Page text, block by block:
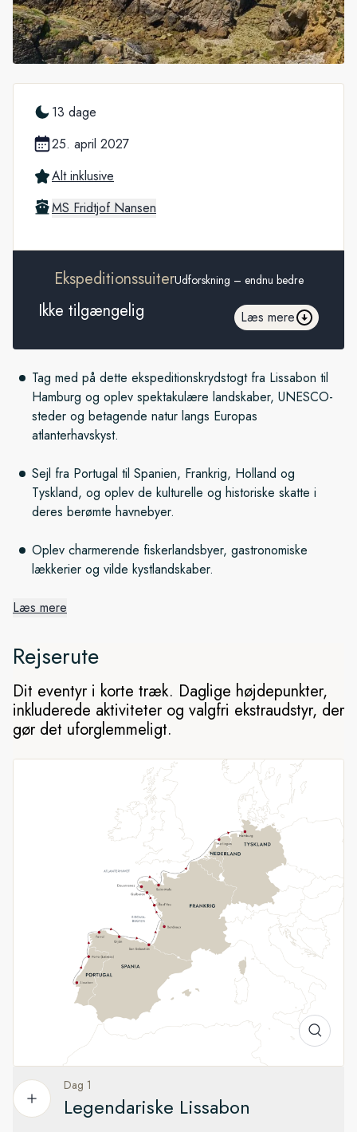
Tag med på dette ekspeditionskrydstogt fra Lissabon til
Hamburg og oplev spektakulære landskaber, UNESCO-
steder og betagende natur langs Europas
atlanterhavskyst.
Sejl fra Portugal til Spanien, Frankrig, Holland og
Tyskland, og oplev de kulturelle og historiske skatte i
deres berømte havnebyer.
Oplev charmerende fiskerlandsbyer, gastronomiske
lækkerier og vilde kystlandskaber.
Iberiske lækkerier
Vores eventyrlige oplevelse begynder i Portugals hovedstad,
Lissabon, der er fuld af gammel charme. Vi sejler langs Den
Iberiske Halvø til smukke Porto, hvis bymidte er på UNESCOs
verdensarvsliste. Herfra kan du udforske Galiciens historiske,
kulturelle og kulinariske lækkerier og Asturiens keltiske arv.
De bugner af historiske, kulturelle og kulinariske oplevelser,
og hver by har sin helt egen stemning.
Biscayabugten og videre endnu
I Frankrig oplever du "vinbyen" Bordeaux på en overnatning,
smukke Île-d'Yeu og det barske Bretagne. Forvent vilde
kystlandskaber, smukke fiskerlandsbyer, middelalderbyer og
rig maritim historie, når vi går i land om bord på vores små
ekspeditionsbåde. Til sidst går du på opdagelse i kanalbyen
Harlingen, inden du slutter dine oplevelser i kosmopolitiske
Læs mere
13 dage
25. april 2027
Alt inklusive
MS Fridtjof Nansen
EkspeditionssuiterUdforskning – endnu bedre
Ikke tilgængelig Læs mere
Rejserute
Dit eventyr i korte træk. Daglige højdepunkter,
inkluderede aktiviteter og valgfri ekstraudstyr, der
gør det uforglemmeligt.
Dag 1
Legendariske Lissabon